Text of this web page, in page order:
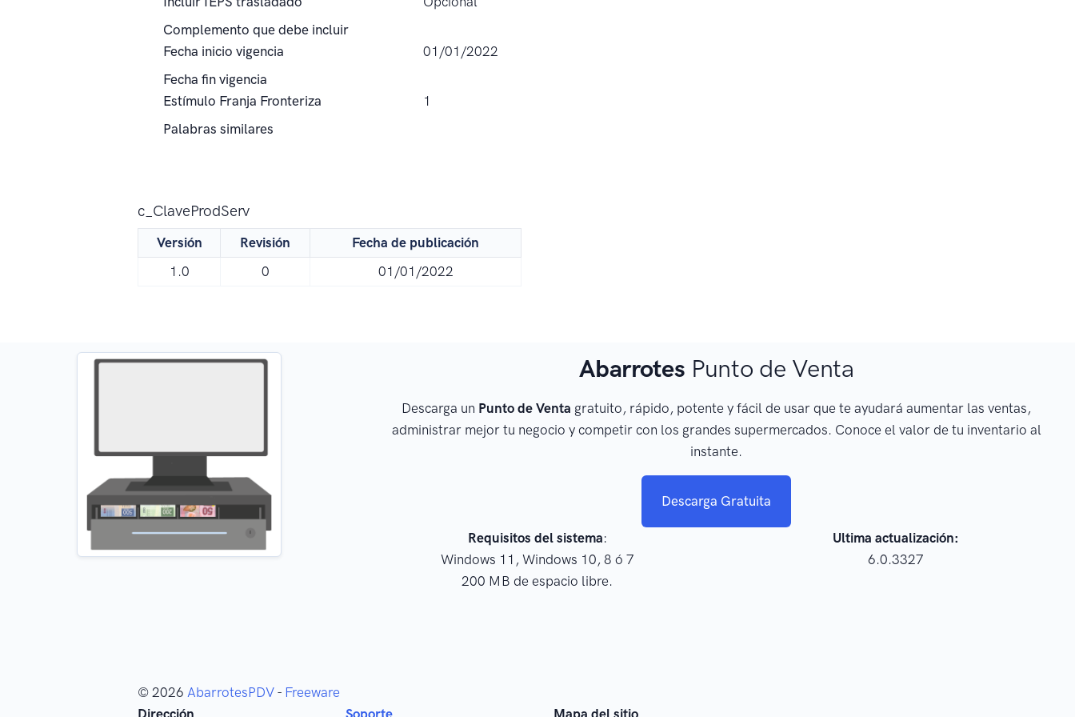
Complemento que debe incluir
Fecha inicio vigencia
01/01/2022
Fecha fin vigencia
Estímulo Franja Fronteriza
1
Palabras similares
c_ClaveProdServ
Versión Revisión
Fecha de publicación
1.0
0 01/01/2022
Abarrotes Punto de Venta
Descarga un Punto de Venta gratuito, rápido, potente y fácil de usar que te ayudará aumentar las ventas,
administrar mejor tu negocio y competir con los grandes supermercados. Conoce el valor de tu inventario al
instante.
Descarga Gratuita
Requisitos del sistema:
Windows 11, Windows 10, 8 ó 7
200 MB de espacio libre.
Ultima actualización:
6.0.3327
© 2026 AbarrotesPDV - Freeware
Dirección
Soporte Mapa del sitio